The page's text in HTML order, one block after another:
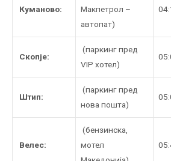
Куманово:
Макпетрол –
автопат)
Скопје:
(паркинг пред
VIP хотел)
Штип:
(паркинг пред
нова пошта)
Велес:
(бензинска,
мотел